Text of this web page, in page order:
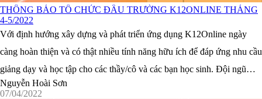
THÔNG BÁO TỔ CHỨC ĐẤU TRƯỜNG K12ONLINE THÁNG
4-5/2022
Với định hướng xây dựng và phát triển ứng dụng K12Online ngày
càng hoàn thiện và có thật nhiều tính năng hữu ích để đáp ứng nhu cầu
giảng dạy và học tập cho các thầy/cô và các bạn học sinh. Đội ngũ
phát triển K12Online không ngừng lắng nghe và cập ...
Nguyễn Hoài Sơn
07/04/2022